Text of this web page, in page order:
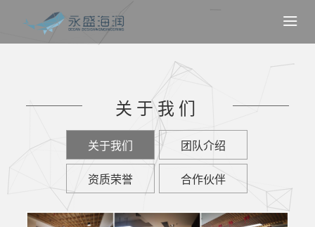

关于我们
关于我们 团队介绍
资质荣誉 合作伙伴